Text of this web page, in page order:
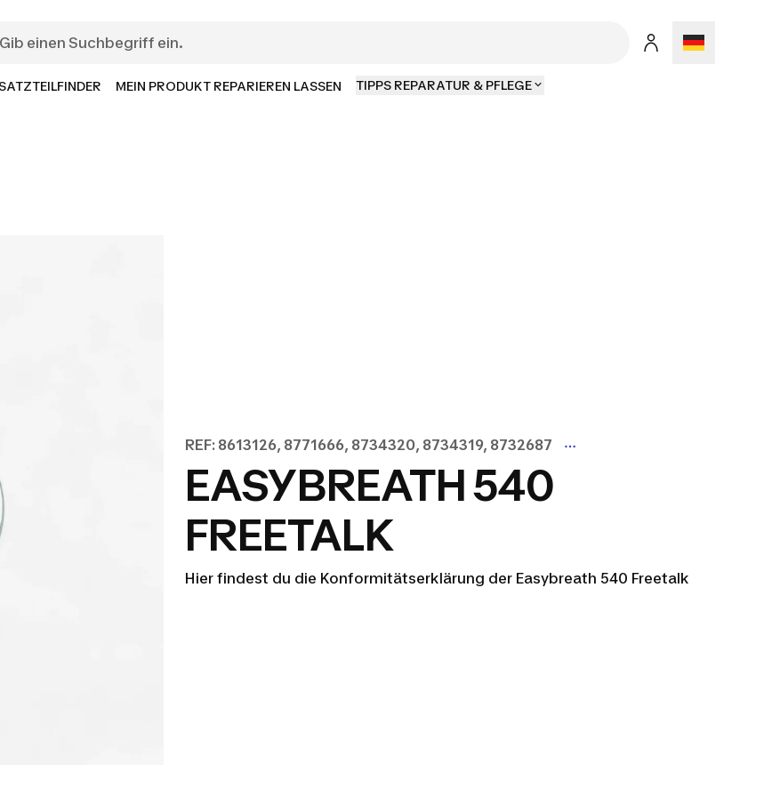
MEIN PRODUKT REPARIEREN LASSEN TIPPS REPARATUR & PFLEGE
REF: 8613126, 8771666, 8734320, 8734319, 8732687
EASYBREATH 540
FREETALK
Hier findest du die Konformitätserklärung der Easybreath 540 Freetalk